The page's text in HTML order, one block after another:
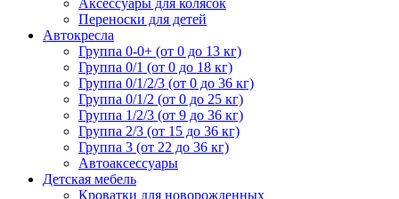
Аксессуары для колясок
Переноски для детей
Автокресла
Группа 0-0+ (от 0 до 13 кг)
Группа 0/1 (от 0 до 18 кг)
Группа 0/1/2/3 (от 0 до 36 кг)
Группа 0/1/2 (от 0 до 25 кг)
Группа 1/2/3 (от 9 до 36 кг)
Группа 2/3 (от 15 до 36 кг)
Группа 3 (от 22 до 36 кг)
Автоаксессуары
Детская мебель
Кроватки для новорожденных